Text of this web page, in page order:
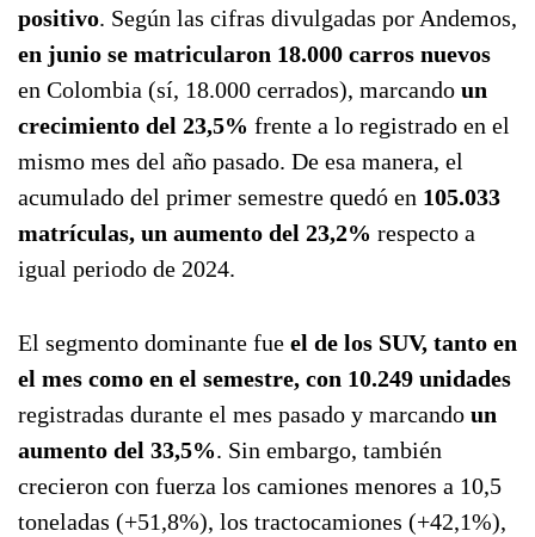
positivo. Según las cifras divulgadas por Andemos,
en junio se matricularon 18.000 carros nuevos
en Colombia (sí, 18.000 cerrados), marcando un
crecimiento del 23,5% frente a lo registrado en el
mismo mes del año pasado. De esa manera, el
acumulado del primer semestre quedó en 105.033
matrículas, un aumento del 23,2% respecto a
igual periodo de 2024.
El segmento dominante fue el de los SUV, tanto en
el mes como en el semestre, con 10.249 unidades
registradas durante el mes pasado y marcando un
aumento del 33,5%. Sin embargo, también
crecieron con fuerza los camiones menores a 10,5
toneladas (+51,8%), los tractocamiones (+42,1%),